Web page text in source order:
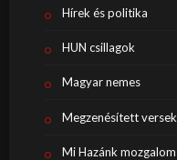
Hírek és politika
HUN csillagok
Magyar nemes
Megzenésített versek
Mi Hazánk mozgalom